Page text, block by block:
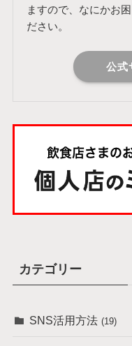
ますので、なにかお
ださい。
公式
カテゴリー
SNS活用方法 (19)